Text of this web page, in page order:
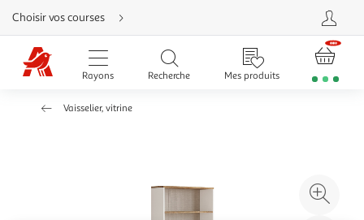
Aller
directement
au
contenu
Aller
directement
Aller
Choisir vos courses
Rayons Recherche Mes produits
Vaisselier, vitrine